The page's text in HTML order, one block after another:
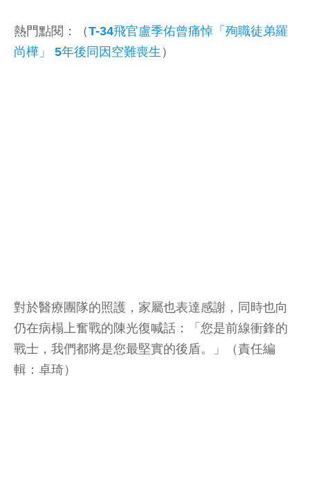
熱門點閱：（T-34飛官盧季佑曾痛悼「殉職徒弟羅
尚樺」 5年後同因空難喪生 ）
對於醫療團隊的照護，家屬也表達感謝，同時也向
仍在病榻上奮戰的陳光復喊話：「您是前線衝鋒的
戰士，我們都將是您最堅實的後盾。」（責任編
輯：卓琦）